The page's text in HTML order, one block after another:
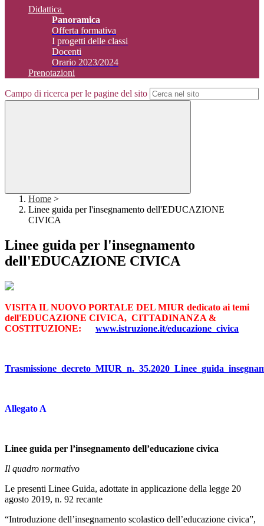
Didattica
Panoramica
Offerta formativa
I progetti delle classi
Docenti
Orario 2023/2024
Prenotazioni
Campo di ricerca per le pagine del sito
Home >
Linee guida per l'insegnamento dell'EDUCAZIONE
CIVICA
Linee guida per l'insegnamento
dell'EDUCAZIONE CIVICA
VISITA IL NUOVO PORTALE DEL MIUR dedicato ai temi
dell'EDUCAZIONE CIVICA, CITTADINANZA &
COSTITUZIONE:
www.istruzione.it/educazione_civica
Allegato A
Linee guida per l’insegnamento dell’educazione civica
Il quadro normativo
Le presenti Linee Guida, adottate in applicazione della legge 20
agosto 2019, n. 92 recante
“Introduzione dell’insegnamento scolastico dell’educazione civica”,